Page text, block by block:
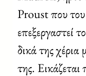
Proust που του
επεξεργαστεί
δικά της
της.